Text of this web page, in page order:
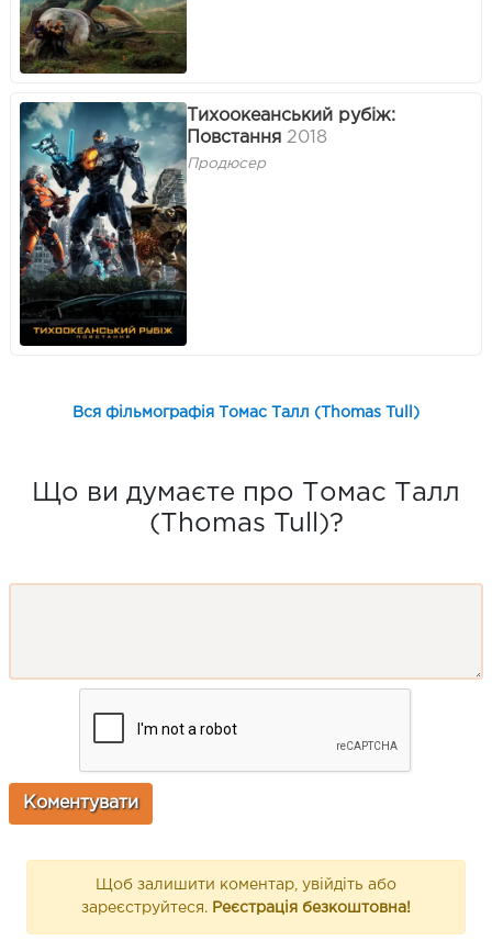
Тихоокеанський рубіж:
Повстання 2018
Продюсер
Вся фільмографія Томас Талл (Thomas Tull)
Що ви думаєте про Томас Талл
(Thomas Tull)?
Щоб залишити коментар, увійдіть або
зареєструйтеся. Реєстрація безкоштовна!